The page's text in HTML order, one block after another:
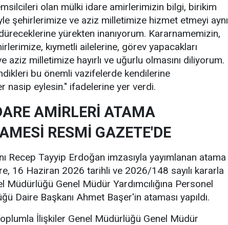
olan mülki idare amirlerimizin bilgi, birikim
şehirlerimize ve aziz milletimize hizmet etmeyi aynı
yürekten inanıyorum. Kararnamemizin,
kıymetli ailelerine, görev yapacakları
aziz milletimize hayırlı ve uğurlu olmasını diliyorum.
bu önemli vazifelerde kendilerine
nasip eylesin." ifadelerine yer verdi.
AMİRLERİ ATAMA
RESMİ GAZETE'DE
Recep Tayyip Erdoğan imzasıyla yayımlanan atama
16 Haziran 2026 tarihli ve 2026/148 sayılı kararla
Müdürlüğü Genel Müdür Yardımcılığına Personel
Daire Başkanı Ahmet Başer'in ataması yapıldı.
İlişkiler Genel Müdürlüğü Genel Müdür